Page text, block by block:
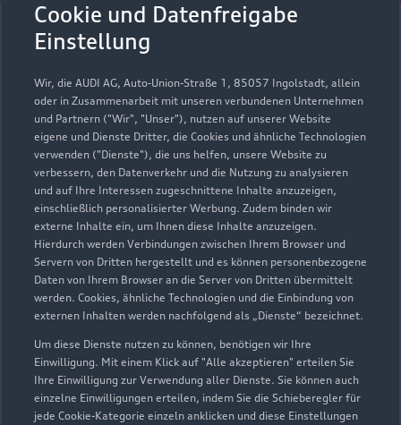
Cookie und Datenfreigabe
Einstellung
Wir, die AUDI AG, Auto-Union-Straße 1, 85057 Ingolstadt, allein
oder in Zusammenarbeit mit unseren verbundenen Unternehmen
und Partnern ("Wir", "Unser"), nutzen auf unserer Website
eigene und Dienste Dritter, die Cookies und ähnliche Technologien
verwenden ("Dienste"), die uns helfen, unsere Website zu
verbessern, den Datenverkehr und die Nutzung zu analysieren
und auf Ihre Interessen zugeschnittene Inhalte anzuzeigen,
einschließlich personalisierter Werbung. Zudem binden wir
externe Inhalte ein, um Ihnen diese Inhalte anzuzeigen.
Hierdurch werden Verbindungen zwischen Ihrem Browser und
Servern von Dritten hergestellt und es können personenbezogene
Daten von Ihrem Browser an die Server von Dritten übermittelt
werden. Cookies, ähnliche Technologien und die Einbindung von
externen Inhalten werden nachfolgend als „Dienste“ bezeichnet.
Um diese Dienste nutzen zu können, benötigen wir Ihre
Einwilligung. Mit einem Klick auf "Alle akzeptieren" erteilen Sie
Ihre Einwilligung zur Verwendung aller Dienste. Sie können auch
einzelne Einwilligungen erteilen, indem Sie die Schieberegler für
jede Cookie-Kategorie einzeln anklicken und diese Einstellungen
Fröndenberger Straße 144
58706 Menden
02373 17102
audi.menden@rosier.de